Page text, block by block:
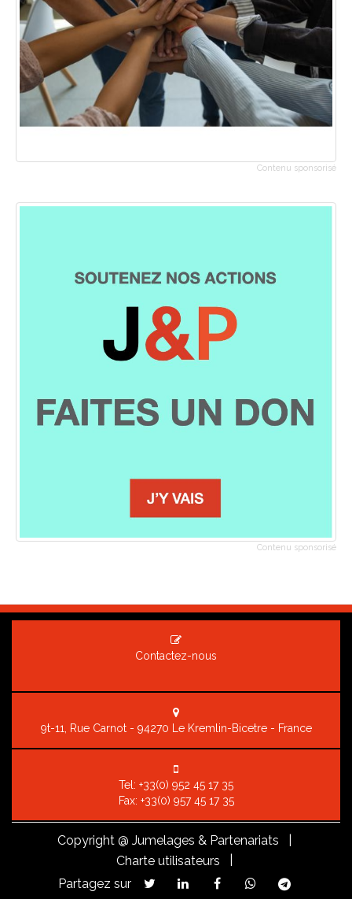
Contenu sponsorisé
Contenu sponsorisé
Contactez-nous
9t-11, Rue Carnot - 94270 Le Kremlin-Bicetre - France
Tel: +33(0) 952 45 17 35
Fax: +33(0) 957 45 17 35
Copyright@ Jumelages & Partenariats |
Charte utilisateurs
Partagez sur